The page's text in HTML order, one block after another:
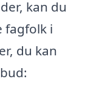
kan du
fagfolk i
du kan